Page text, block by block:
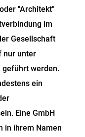
"Architekt"
im
Gesellschaft
nur unter
geführt werden.
ein
Eine GmbH
in ihrem Namen